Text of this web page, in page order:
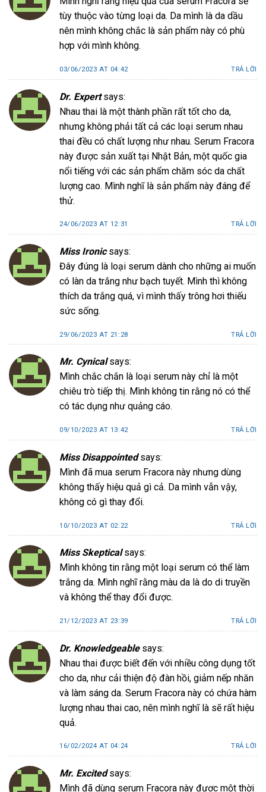
tùy thuộc vào từng loại da. Da mình là da dầu
nên mình không chắc là sản phẩm này có phù
hợp với mình không.
03/06/2023 AT 04:42 TRẢ LỜI
Dr. Expert says:
Nhau thai là một thành phần rất tốt cho da,
nhưng không phải tất cả các loại serum nhau
thai đều có chất lượng như nhau. Serum Fracora
này được sản xuất tại Nhật Bản, một quốc gia
nổi tiếng với các sản phẩm chăm sóc da chất
lượng cao. Mình nghĩ là sản phẩm này đáng để
thử.
24/06/2023 AT 12:31 TRẢ LỜI
Miss Ironic says:
Đây đúng là loại serum dành cho những ai muốn
có làn da trắng như bạch tuyết. Mình thì không
thích da trắng quá, vì mình thấy trông hơi thiếu
sức sống.
29/06/2023 AT 21:28 TRẢ LỜI
Mr. Cynical says:
Mình chắc chắn là loại serum này chỉ là một
chiêu trò tiếp thị. Mình không tin rằng nó có thể
có tác dụng như quảng cáo.
09/10/2023 AT 13:42 TRẢ LỜI
Miss Disappointed says:
Mình đã mua serum Fracora này nhưng dùng
không thấy hiệu quả gì cả. Da mình vẫn vậy,
không có gì thay đổi.
10/10/2023 AT 02:22 TRẢ LỜI
Miss Skeptical says:
Mình không tin rằng một loại serum có thể làm
trắng da. Mình nghĩ rằng màu da là do di truyền
và không thể thay đổi được.
21/12/2023 AT 23:39 TRẢ LỜI
Dr. Knowledgeable says:
Nhau thai được biết đến với nhiều công dụng tốt
cho da, như cải thiện độ đàn hồi, giảm nếp nhăn
và làm sáng da. Serum Fracora này có chứa hàm
lượng nhau thai cao, nên mình nghĩ là sẽ rất hiệu
quả.
16/02/2024 AT 04:24 TRẢ LỜI
Mr. Excited says:
Mình đã dùng serum Fracora này được một thời